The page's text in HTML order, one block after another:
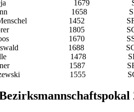
Scheja 1679
1658
Menschel
Gfrörer 1805
Roos 1670
Osswald
Rädle 1478
Gilner 1587
Maszewski 1555